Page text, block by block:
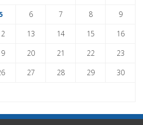
6 7 8 9
13 14 15 16
20 21 22 23
27 28 29 30